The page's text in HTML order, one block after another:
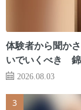
体験者から聞か
いでいくべき 錦
2026.08.03